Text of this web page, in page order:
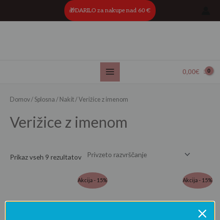
🎁DARILO za nakupe nad 60 €
Main
0,00€
Domov/ Splosna / Nakit/ Verižice z imenom
Verižice z imenom
Prikaz vseh 9 rezultatov
Akcija - 15% Akcija - 15%